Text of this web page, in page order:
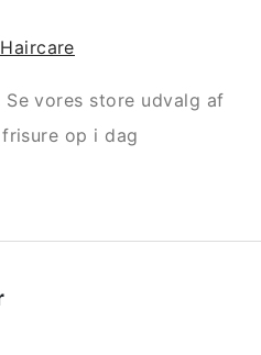
vores store udvalg af
op i dag